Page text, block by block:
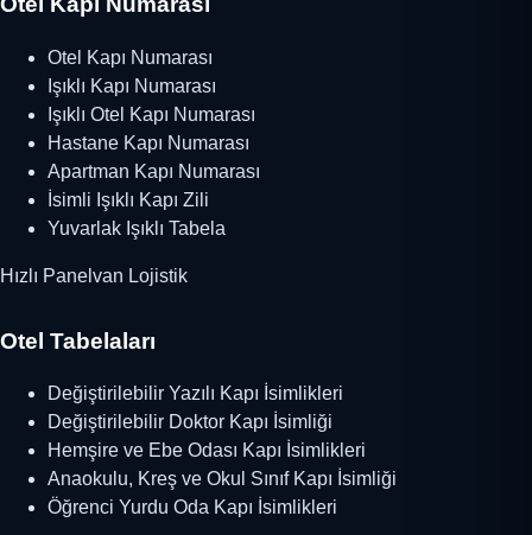
Otel Kapı Numarası
Işıklı Kapı Numarası
Işıklı Otel Kapı Numarası
Hastane Kapı Numarası
Apartman Kapı Numarası
İsimli Işıklı Kapı Zili
Yuvarlak Işıklı Tabela
Hızlı Panelvan Lojistik
Otel Tabelaları
Değiştirilebilir Yazılı Kapı İsimlikleri
Değiştirilebilir Doktor Kapı İsimliği
Hemşire ve Ebe Odası Kapı İsimlikleri
Anaokulu, Kreş ve Okul Sınıf Kapı İsimliği
Öğrenci Yurdu Oda Kapı İsimlikleri